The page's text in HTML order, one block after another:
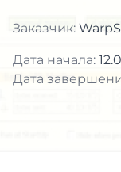
Заказчик:
Дата начала:
Дата